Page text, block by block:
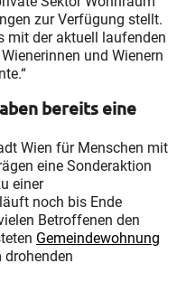
zur Verfügung stellt.
mit der aktuell laufenden
und Wienern
bereits eine
Wien für Menschen mit
eine Sonderaktion
einer
noch bis Ende
Betroffenen den
Gemeindewohnung
drohenden